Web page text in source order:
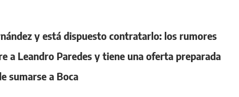
y está dispuesto contratarlo: los rumores
a Leandro Paredes y tiene una oferta preparada
sumarse a Boca